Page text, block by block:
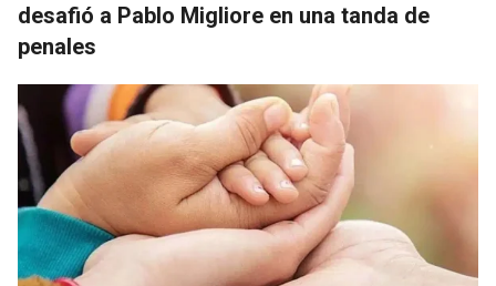
desafió a Pablo Migliore en una tanda de
penales